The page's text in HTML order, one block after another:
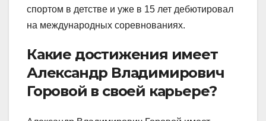
спортом в детстве и уже в 15 лет дебютировал
на международных соревнованиях.
Какие достижения имеет
Александр Владимирович
Горовой в своей карьере?